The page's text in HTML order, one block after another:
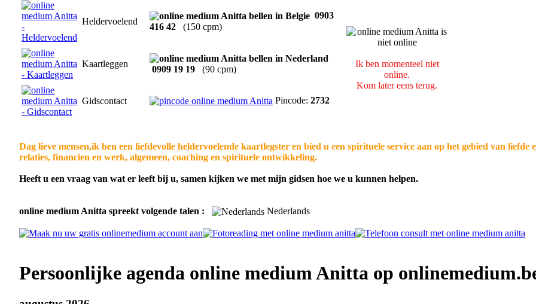
Heldervoelend
0903
416 42
(150 cpm)
Ik ben momenteel niet
online.
Kom later eens terug.
Kaartleggen
0909 19 19 (90 cpm)
Gidscontact Pincode: 2732
Dag lieve mensen,ik ben een liefdevolle heldervoelende kaartlegster en bied u een spirituele service aan op het gebied van liefde
relaties, financien en werk, algemeen, coaching en spirituele ontwikkeling.
Heeft u een vraag van wat er leeft bij u, samen kijken we met mijn gidsen hoe we u kunnen helpen.
online medium Anitta spreekt volgende talen : Nederlands
Persoonlijke agenda online medium Anitta op